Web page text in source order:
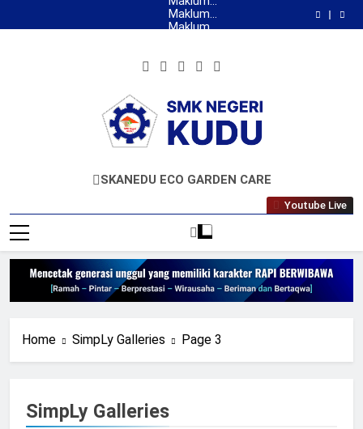
to
Masyarakat
Pelayanan
SMK Negeri
Maklumat
Pelayanan
Maklumat
Masyarakat
Pelayanan
Maklumat
SMKN KUDU
SKANEDU ECO GARDEN CARE
Youtube Live
Home SimpLy Galleries Page 3
SimpLy Galleries